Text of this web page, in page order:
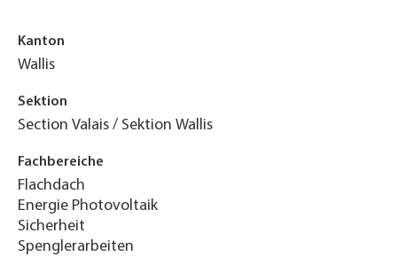
Kanton
Wallis
Sektion
Section Valais / Sektion Wallis
Fachbereiche
Flachdach
Energie Photovoltaik
Sicherheit
Spenglerarbeiten